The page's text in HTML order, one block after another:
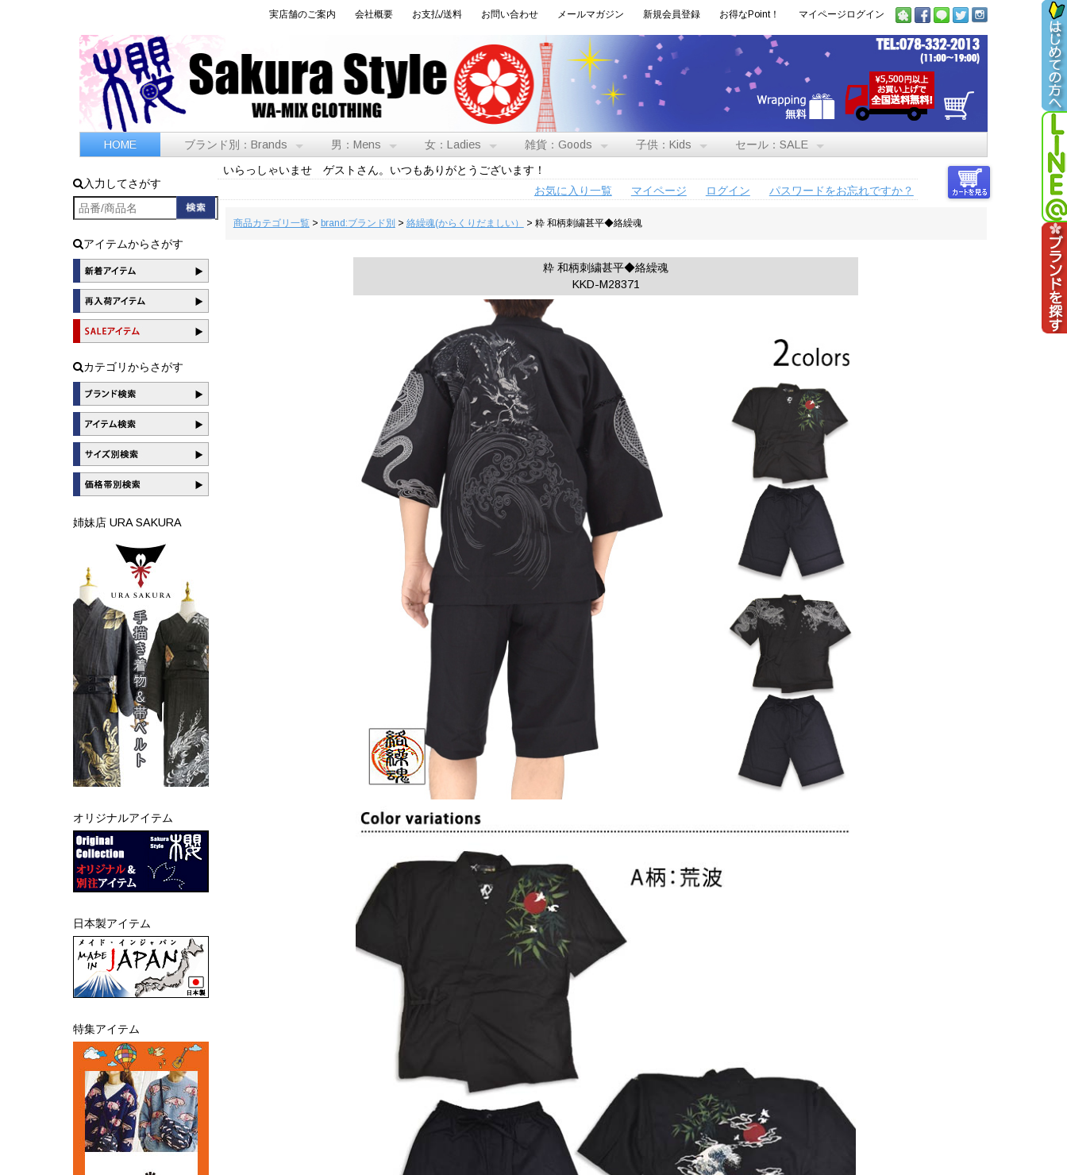
実店舗のご案内 会社概要 お支払/送料 お問い合わせ メールマガジン 新規会員登録 お得なPoint！ マイページログイン
HOME ブランド別：Brands 男：Mens 女：Ladies 雑貨：Goods 子供：Kids セール：SALE
入力してさがす
アイテムからさがす
カテゴリからさがす
姉妹店 URA SAKURA
オリジナルアイテム
日本製アイテム
特集アイテム
いらっしゃいませ ゲストさん。いつもありがとうございます！
お気に入り一覧
マイページ ログイン パスワードをお忘れですか？
商品カテゴリ一覧> brand:ブランド別 > 絡繰魂(からくりだましい） > 粋 和柄刺繍甚平◆絡繰魂
粋 和柄刺繍甚平◆絡繰魂
KKD-M28371